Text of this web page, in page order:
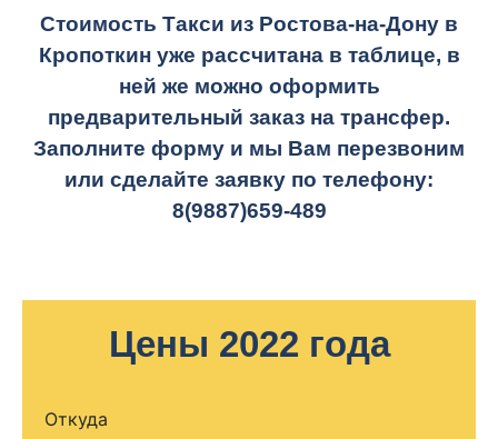
Стоимость Такси из Ростова-на-Дону в
Кропоткин уже рассчитана в таблице, в
ней же можно оформить
предварительный заказ на трансфер.
Заполните форму и мы Вам перезвоним
или сделайте заявку по телефону:
8(9887)659-489
Цены 2022 года
Откуда